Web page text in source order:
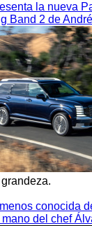
la nueva
Band 2 de
conocida
mano del chef